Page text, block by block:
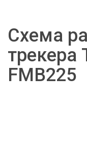
Схема
трекера
FMB225